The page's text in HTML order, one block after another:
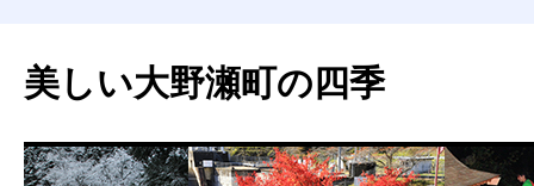
美しい大野瀬町の四季